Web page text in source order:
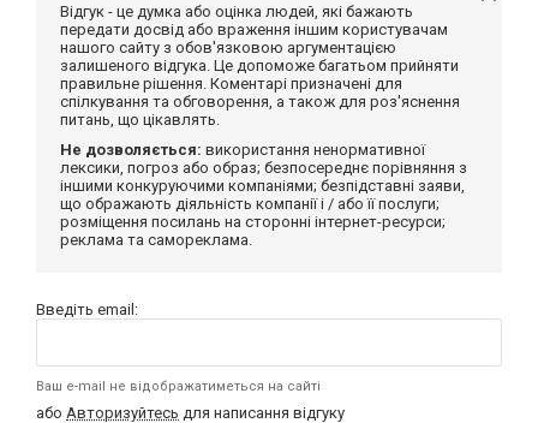
Відгук - це думка або оцінка людей, які бажають
передати досвід або враження іншим користувачам
нашого сайту з обов'язковою аргументацією
залишеного відгука. Це допоможе багатьом прийняти
правильне рішення. Коментарі призначені для
спілкування та обговорення, а також для роз'яснення
питань, що цікавлять.
Не дозволяється: використання ненормативної
лексики, погроз або образ; безпосереднє порівняння з
іншими конкуруючими компаніями; безпідставні заяви,
що ображають діяльність компанії і / або її послуги;
розміщення посилань на сторонні інтернет-ресурси;
реклама та самореклама.
Введіть email:
Ваш e-mail не відображатиметься на сайті
або Авторизуйтесь для написання відгуку